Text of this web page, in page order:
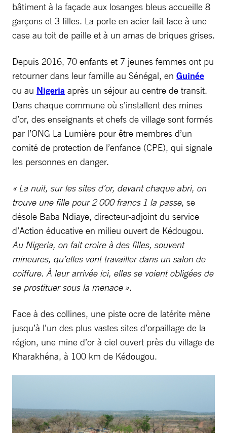
bâtiment à la façade aux losanges bleus accueille 8
garçons et 3 filles. La porte en acier fait face à une
case au toit de paille et à un amas de briques grises.
Depuis 2016, 70 enfants et 7 jeunes femmes ont pu
retourner dans leur famille au Sénégal, en Guinée
ou au Nigeria après un séjour au centre de transit.
Dans chaque commune où s’installent des mines
d’or, des enseignants et chefs de village sont formés
par l’ONG La Lumière pour être membres d’un
comité de protection de l’enfance (CPE), qui signale
les personnes en danger.
« La nuit, sur les sites d’or, devant chaque abri, on
trouve une fille pour 2 000 francs 1 la passe, se
désole Baba Ndiaye, directeur-adjoint du service
d’Action éducative en milieu ouvert de Kédougou.
Au Nigeria, on fait croire à des filles, souvent
mineures, qu’elles vont travailler dans un salon de
coiffure. À leur arrivée ici, elles se voient obligées de
se ­prostituer sous la menace ».
Face à des collines, une piste ocre de latérite mène
jusqu’à l’un des plus vastes sites d’orpaillage de la
région, une mine d’or à ciel ouvert près du village de
Kharakhéna, à 100 km de Kédougou.